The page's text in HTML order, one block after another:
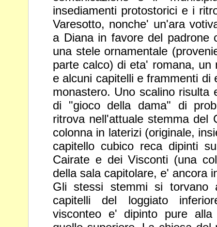
insediamenti protostorici e i
Varesotto, nonche' un'ara
a Diana in favore del padrone
una stele ornamentale
parte calco) di eta' romana, un
e alcuni capitelli eframmenti di
monastero. Uno scalino risulta
di "gioco della dama" di
ritrova nell'attuale stemma del
colonna in laterizi (originale,
capitello cubico reca dipinti
Cairate e deiVisconti (una
della sala capitolare, e' ancora
Gli stessi stemmi si torvano
capitelli del loggiato
visconteo e' dipinto pure